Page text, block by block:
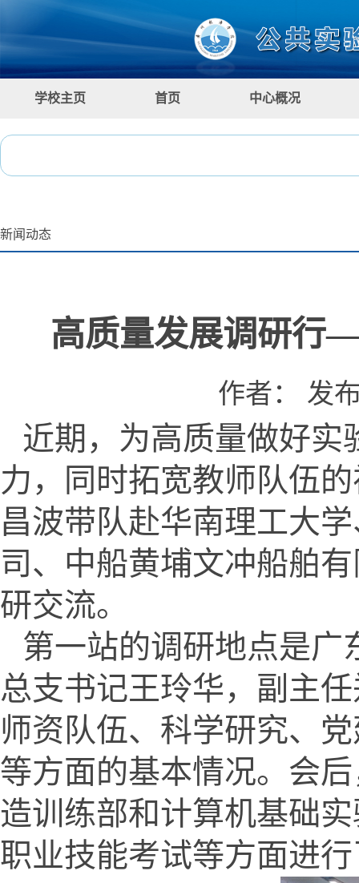
学校主页 首页 中心概况
新闻动态
高质量发展调研行
作者： 发
近期，为高质量做好实
力，同时拓宽教师队伍
昌波带队赴华南理工大
司、中船黄埔文冲船舶
研交流。
第一站的调研地点是广
总支书记王玲华，副主
师资队伍、科学研究、
等方面的基本情况。会
造训练部和计算机基础
职业技能考试等方面进